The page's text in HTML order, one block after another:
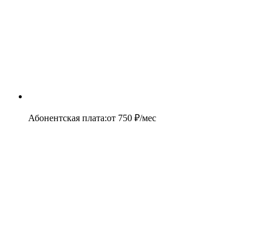
Абонентская плата:от 750 ₽/мес